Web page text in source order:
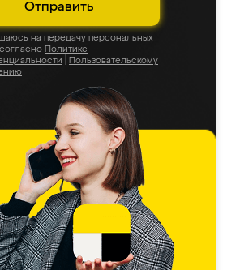
Отправить
на передачу персональных
Политике
Пользовательскому